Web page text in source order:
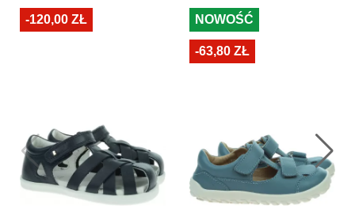
-120,00 ZŁ NOWOŚĆ
-63,80 ZŁ